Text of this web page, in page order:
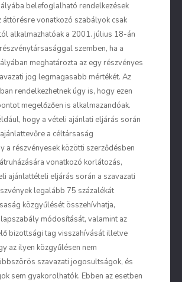
belefoglalható rendelkezések
áttörésre vonatkozó szabályok csak
alkalmazhatóak a 2001. július 18-án
szemben, ha a
meghatározta az egy részvényes
jog legmagasabb mértékét. Az
rendelkezhetnek úgy is, hogy ezen
megelőzően is alkalmazandóak.
hogy a vételi ajánlati eljárás során
a céltársaság
a részvényesek közötti szerződésben
vonatkozó korlátozás,
ajánlattételi eljárás során a szavazati
legalább 75 százalékát
közgyűlését összehívhatja,
módosítását, valamint az
bizottsági tag visszahívását illetve
az ilyen közgyűlésen nem
szavazati jogosultságok, és
sem gyakorolhatók. Ebben az esetben